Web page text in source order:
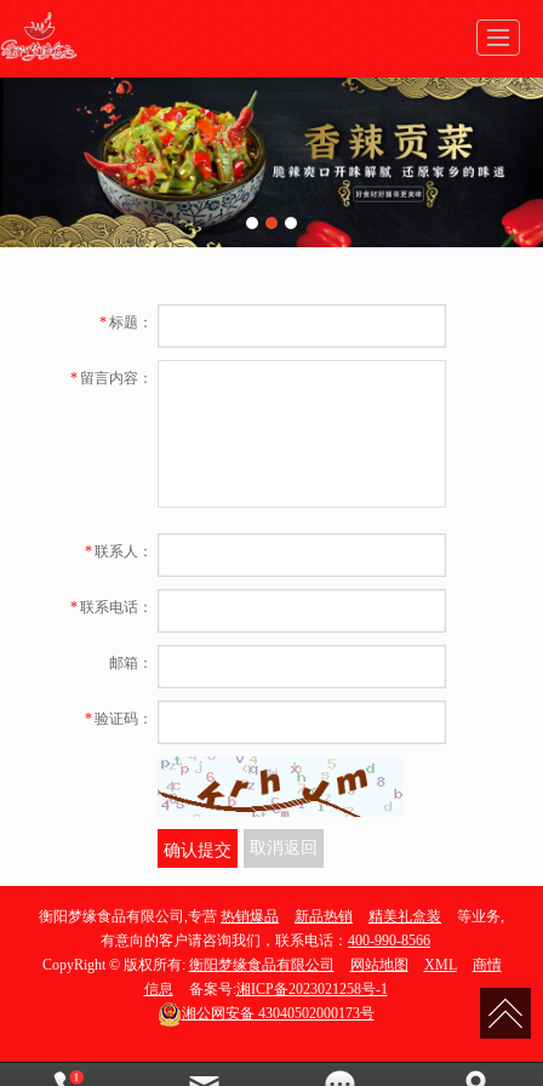
走进梦缘 热销产品
加入我们 在线商城 联系我们
*标题：
* 留言内容：
*联系人：
*联系电话：
邮箱：
*验证码：
确认提交 取消返回
衡阳梦缘食品有限公司,专营 热销爆品 新品热销 精美礼盒装
等业务,
有意向的客户请咨询我们，联系电话： 400-990-8566
CopyRight © 版权所有: 衡阳梦缘食品有限公司 网站地图 XML
商情
信息
备案号:湘ICP备2023021258号-1
湘公网安备43040502000173号